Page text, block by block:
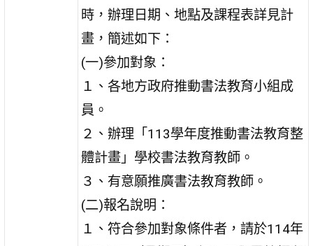
時，辦理日期、地點及課程表詳見計
畫，簡述如下：
(一)參加對象：
１、各地方政府推動書法教育小組成
員。
２、辦理「113學年度推動書法教育整
體計畫」學校書法教育教師。
３、有意願推廣書法教育教師。
(二)報名說明：
１、符合參加對象條件者，請於114年